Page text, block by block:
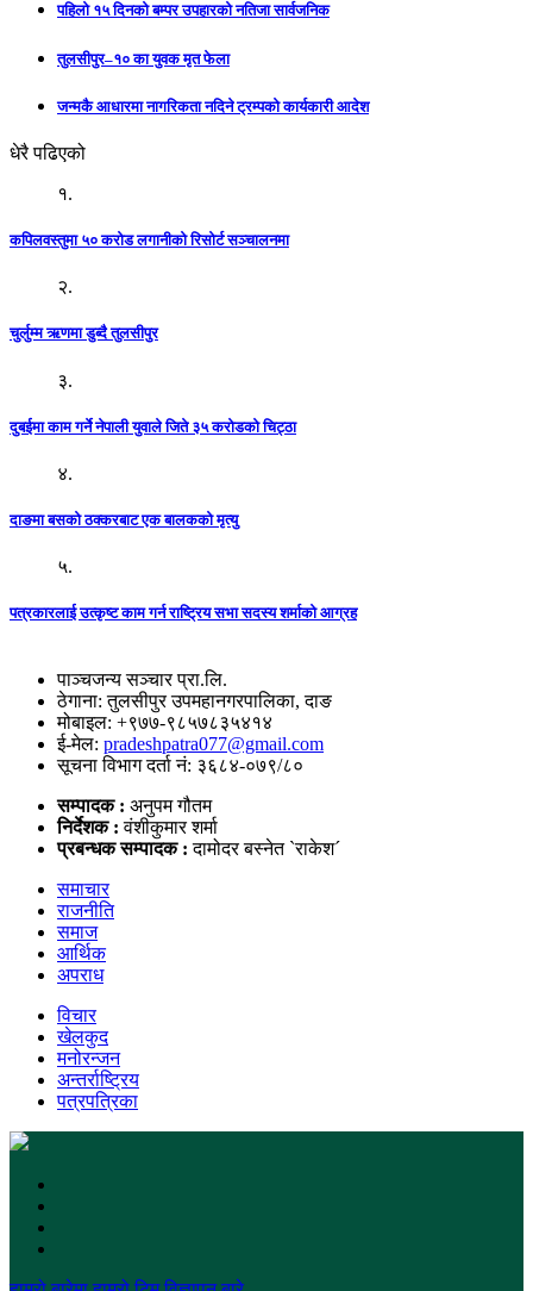
पहिलो १५ दिनको बम्पर उपहारको नतिजा सार्वजनिक
तुलसीपुर–१० का युवक मृत फेला
जन्मकै आधारमा नागरिकता नदिने ट्रम्पको कार्यकारी आदेश
धेरै पढिएको
१.
कपिलवस्तुमा ५० करोड लगानीको रिसोर्ट सञ्चालनमा
२.
चुर्लुम्म ऋणमा डुब्दै तुलसीपुर
३.
दुबईमा काम गर्ने नेपाली युवाले जिते ३५ करोडको चिट्ठा
४.
दाङमा बसको ठक्करबाट एक बालकको मृत्यु
५.
पत्रकारलाई उत्कृष्ट काम गर्न राष्ट्रिय सभा सदस्य शर्माको आग्रह
पाञ्चजन्य सञ्चार प्रा.लि.
ठेगाना: तुलसीपुर उपमहानगरपालिका, दाङ
मोबाइल: +९७७-९८५७८३५४१४
ई-मेल: pradeshpatra077@gmail.com
सूचना विभाग दर्ता नं: ३६८४-०७९/८०
सम्पादक : अनुपम गौतम
निर्देशक :वंशीकुमार शर्मा
प्रबन्धक सम्पादक :दामोदर बस्नेत `राकेश´
समाचार
राजनीति
समाज
आर्थिक
अपराध
विचार
खेलकुद
मनोरन्जन
अन्तर्राष्ट्रिय
पत्रपत्रिका